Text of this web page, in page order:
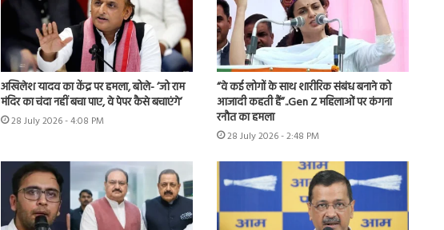
अखिलेश यादव का केंद्र पर हमला, बोले- ‘जो राम
मंदिर का चंदा नहीं बचा पाए, वे पेपर कैसे बचाएंगे’
28 July 2026 - 4:08 PM
“वे कई लोगों के साथ शारीरिक संबंध बनाने को
आजादी कहती हैं”..Gen Z महिलाओं पर कंगना
रनौत का हमला
28 July 2026 - 2:48 PM